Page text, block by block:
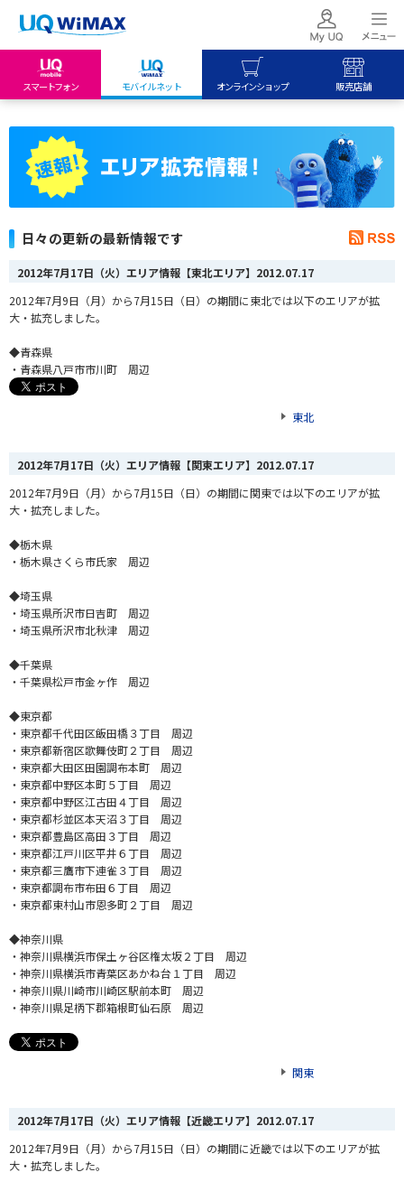
スマートフォン モバイルネット オンラインショップ 販売店舗
My UQ mobile
UQ mobile
UQ WiMAX
UQ WiMAX
日々の更新の最新情報です
2012年7月17日（火）エリア情報【東北エリア】 2012.07.17
2012年7月9日（月）から7月15日（日）の期間に東北では以下のエリアが拡
大・拡充しました。
◆青森県
・青森県八戸市市川町 周辺
東北
2012年7月17日（火）エリア情報【関東エリア】 2012.07.17
2012年7月9日（月）から7月15日（日）の期間に関東では以下のエリアが拡
大・拡充しました。
◆栃木県
・栃木県さくら市氏家 周辺
◆埼玉県
・埼玉県所沢市日吉町 周辺
・埼玉県所沢市北秋津 周辺
◆千葉県
・千葉県松戸市金ヶ作 周辺
◆東京都
・東京都千代田区飯田橋３丁目 周辺
・東京都新宿区歌舞伎町２丁目 周辺
・東京都大田区田園調布本町 周辺
・東京都中野区本町５丁目 周辺
・東京都中野区江古田４丁目 周辺
・東京都杉並区本天沼３丁目 周辺
・東京都豊島区高田３丁目 周辺
・東京都江戸川区平井６丁目 周辺
・東京都三鷹市下連雀３丁目 周辺
・東京都調布市布田６丁目 周辺
・東京都東村山市恩多町２丁目 周辺
◆神奈川県
・神奈川県横浜市保土ヶ谷区権太坂２丁目 周辺
・神奈川県横浜市青葉区あかね台１丁目 周辺
・神奈川県川崎市川崎区駅前本町 周辺
・神奈川県足柄下郡箱根町仙石原 周辺
関東
2012年7月17日（火）エリア情報【近畿エリア】 2012.07.17
2012年7月9日（月）から7月15日（日）の期間に近畿では以下のエリアが拡
大・拡充しました。